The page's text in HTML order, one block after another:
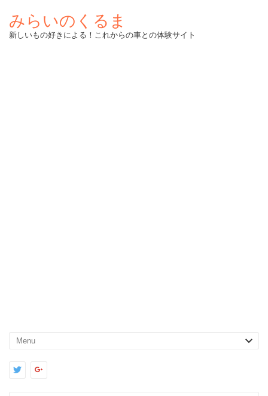
みらいのくるま
新しいもの好きによる！これからの車との体験サイト